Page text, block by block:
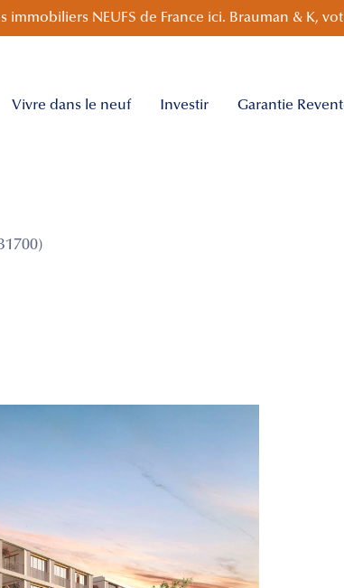
immobiliers NEUFS de France ici. Brauman & K,
Vivre dans le neuf Investir Garantie